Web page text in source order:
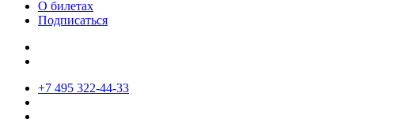
О билетах
Подписаться
+7 495 322-44-33